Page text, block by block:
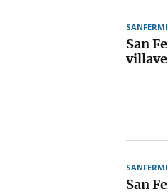
San
San